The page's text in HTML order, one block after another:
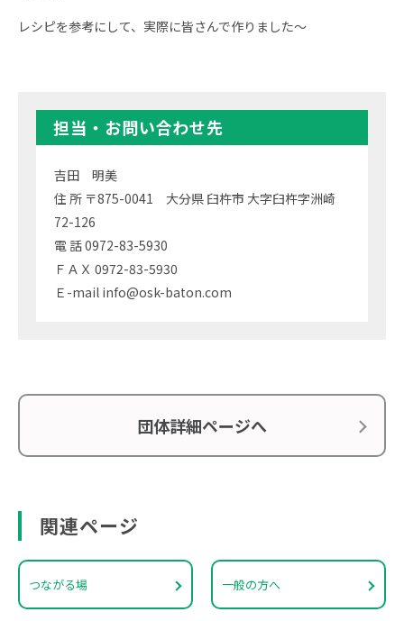
レシピを参考にして、実際に皆さんで作りました～
担当・お問い合わせ先
吉田 明美
住 所 〒875-0041 大分県 臼杵市 大字臼杵字洲崎
72-126
電 話 0972-83-5930
ＦＡＸ 0972-83-5930
Ｅ-mail info@osk-baton.com
団体詳細ページへ
関連ページ
つながる場 一般の方へ